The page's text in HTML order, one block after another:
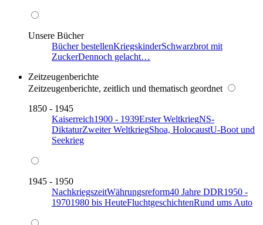
Unsere Bücher
Bücher bestellenKriegskinderSchwarzbrot mit
ZuckerDennoch gelacht…
Zeitzeugenberichte
Zeitzeugenberichte, zeitlich und thematisch geordnet
1850 - 1945
Kaiserreich1900 - 1939Erster WeltkriegNS-
DiktaturZweiter WeltkriegShoa, HolocaustU-Boot und
Seekrieg
1945 - 1950
NachkriegszeitWährungsreform40 Jahre DDR1950 -
19701980 bis HeuteFluchtgeschichtenRund ums Auto